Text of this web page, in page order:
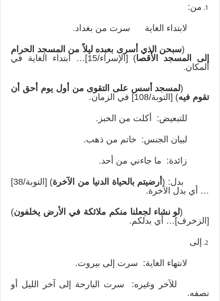
من:
لابتداء الغاية سرت من بغداد.
(سبحن الذي أسرى بعبده ليلاً من المسجد الحرام
إلى المسجد الأقصا
) [الإسراء/15]… ابتداء الغاية في
المكان.
(لمسجد أسس على التقوى من أول يوم أحق أن
تقوم فيه) [التوبة/108] في الزمان.
للتبعيض: أكلت من الخبز.
لبيان الجنس: خاتم من ذهب.
زائدة: ما جاءني من أحد.
بدل: (أرضيتم بالحياة الدنيا من الآخرة
) [التوبة/38]
… أي بدل الآخرة.
(لو نشاء لجعلنا منكم ملائكة في الأرض يخلفون)
[الزخرف]… أي بدلكم.
إلى
لانتهاء الغاية: سرت إلى بيروت.
للآخر وغيره: سرت البارحة إلى آخر الليل أو
نصفه.